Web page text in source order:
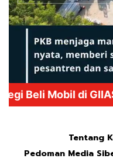
Tentang
Pedoman Media